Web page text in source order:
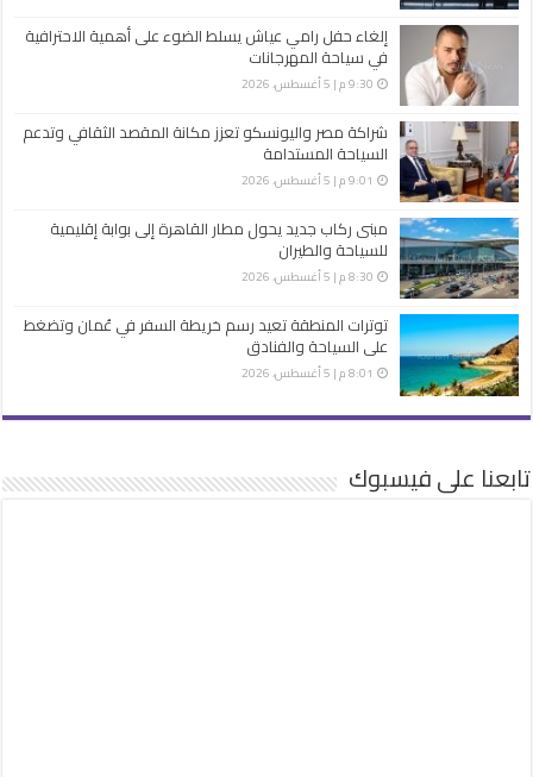
إلغاء حفل رامي عياش يسلط الضوء على أهمية الاحترافية
في سياحة المهرجانات
9:30 م | 5 أغسطس، 2026
شراكة مصر واليونسكو تعزز مكانة المقصد الثقافي وتدعم
السياحة المستدامة
9:01 م | 5 أغسطس، 2026
مبنى ركاب جديد يحول مطار القاهرة إلى بوابة إقليمية
للسياحة والطيران
8:30 م | 5 أغسطس، 2026
توترات المنطقة تعيد رسم خريطة السفر في عُمان وتضغط
على السياحة والفنادق
8:01 م | 5 أغسطس، 2026
تابعنا على فيسبوك